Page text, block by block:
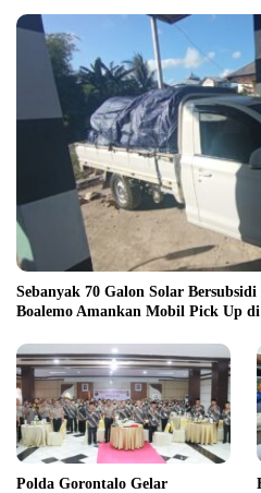
Sebanyak 70 Galon Solar
Boalemo Amankan Mobil Pick Up
Polda Gorontalo Gelar